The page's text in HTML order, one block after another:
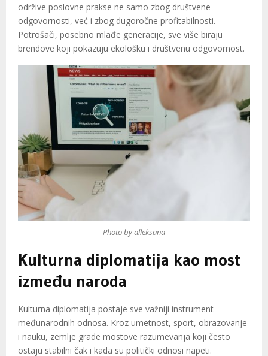
održive poslovne prakse ne samo zbog društvene
odgovornosti, već i zbog dugoročne profitabilnosti.
Potrošači, posebno mlađe generacije, sve više biraju
brendove koji pokazuju ekološku i društvenu odgovornost.
Photo by alleksana
Kulturna diplomatija kao most
između naroda
Kulturna diplomatija postaje sve važniji instrument
međunarodnih odnosa. Kroz umetnost, sport, obrazovanje
i nauku, zemlje grade mostove razumevanja koji često
ostaju stabilni čak i kada su politički odnosi napeti.